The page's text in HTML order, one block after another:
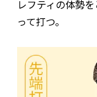
レフティの体勢
って打つ。